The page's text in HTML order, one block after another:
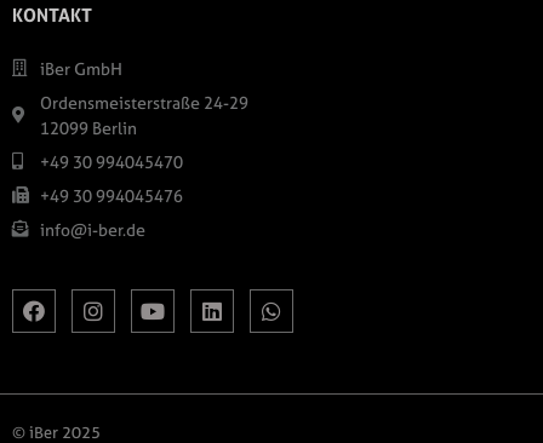
KONTAKT
iBer GmbH
Ordensmeisterstraße 24-29
12099 Berlin
+49 30 994045470
+49 30 994045476
info@i-ber.de
© iBer 2025